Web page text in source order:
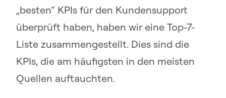
„besten“ KPIs für den Kundensupport
überprüft haben, haben wir eine Top-7-
Liste zusammengestellt. Dies sind die
KPIs, die am häufigsten in den meisten
Quellen auftauchten.